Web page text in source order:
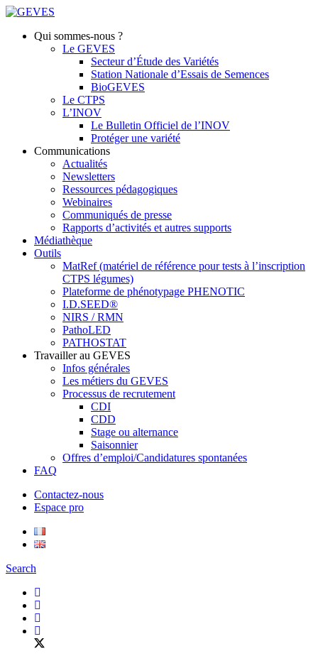
Qui sommes-nous ?
Le GEVES
Secteur d’Étude des Variétés
Station Nationale d’Essais de Semences
BioGEVES
Le CTPS
L’INOV
Le Bulletin Officiel de l’INOV
Protéger une variété
Communications
Actualités
Newsletters
Ressources pédagogiques
Webinaires
Communiqués de presse
Rapports d’activités et autres supports
Médiathèque
Outils
MatRef (matériel de référence pour tests à l’inscription
CTPS légumes)
Plateforme de phénotypage PHENOTIC
I.D.SEED®
NIRS / RMN
PathoLED
PATHOSTAT
Travailler au GEVES
Infos générales
Les métiers du GEVES
Processus de recrutement
CDI
CDD
Stage ou alternance
Saisonnier
Offres d’emploi/Candidatures spontanées
FAQ
Contactez-nous
Espace pro
Search